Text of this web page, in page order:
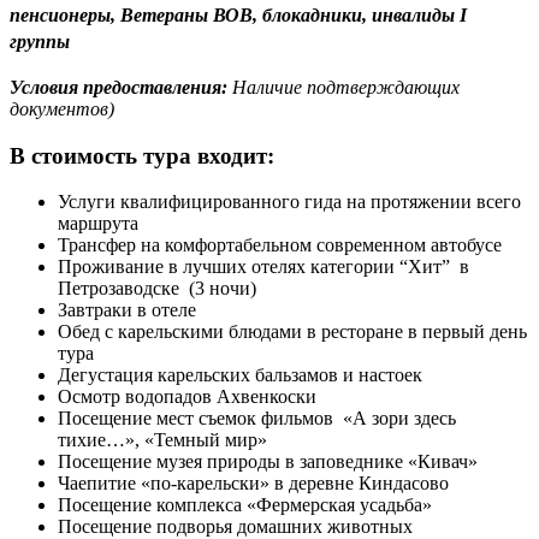
пенсионеры, Ветераны ВОВ, блокадники, инвалиды I
группы
Условия предоставления: Наличие подтверждающих
документов)
В стоимость тура входит:
Услуги квалифицированного гида на протяжении всего
маршрута
Трансфер на комфортабельном современном автобусе
Проживание в лучших отелях категории “Хит” в
Петрозаводске (3 ночи)
Завтраки в отеле
Обед с карельскими блюдами в ресторане в первый день
тура
Дегустация карельских бальзамов и настоек
Осмотр водопадов Ахвенкоски
Посещение мест съемок фильмов «А зори здесь
тихие…», «Темный мир»
Посещение музея природы в заповеднике «Кивач»
Чаепитие «по-карельски» в деревне Киндасово
Посещение комплекса «Фермерская усадьба»
Посещение подворья домашних животных